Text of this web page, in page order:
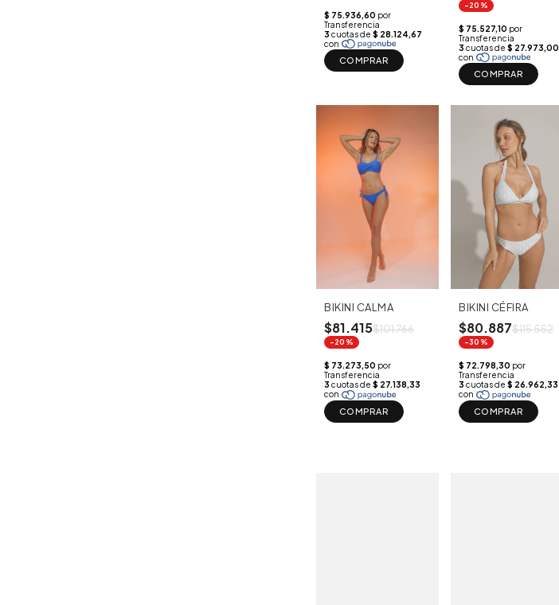
COMPRAR
-20%
COMPRAR
BIKINI CALMA
$81.415$101.766
-20%
COMPRAR
BIKINI CÉFIRA
$80.887$115.552
-30%
COMPRAR